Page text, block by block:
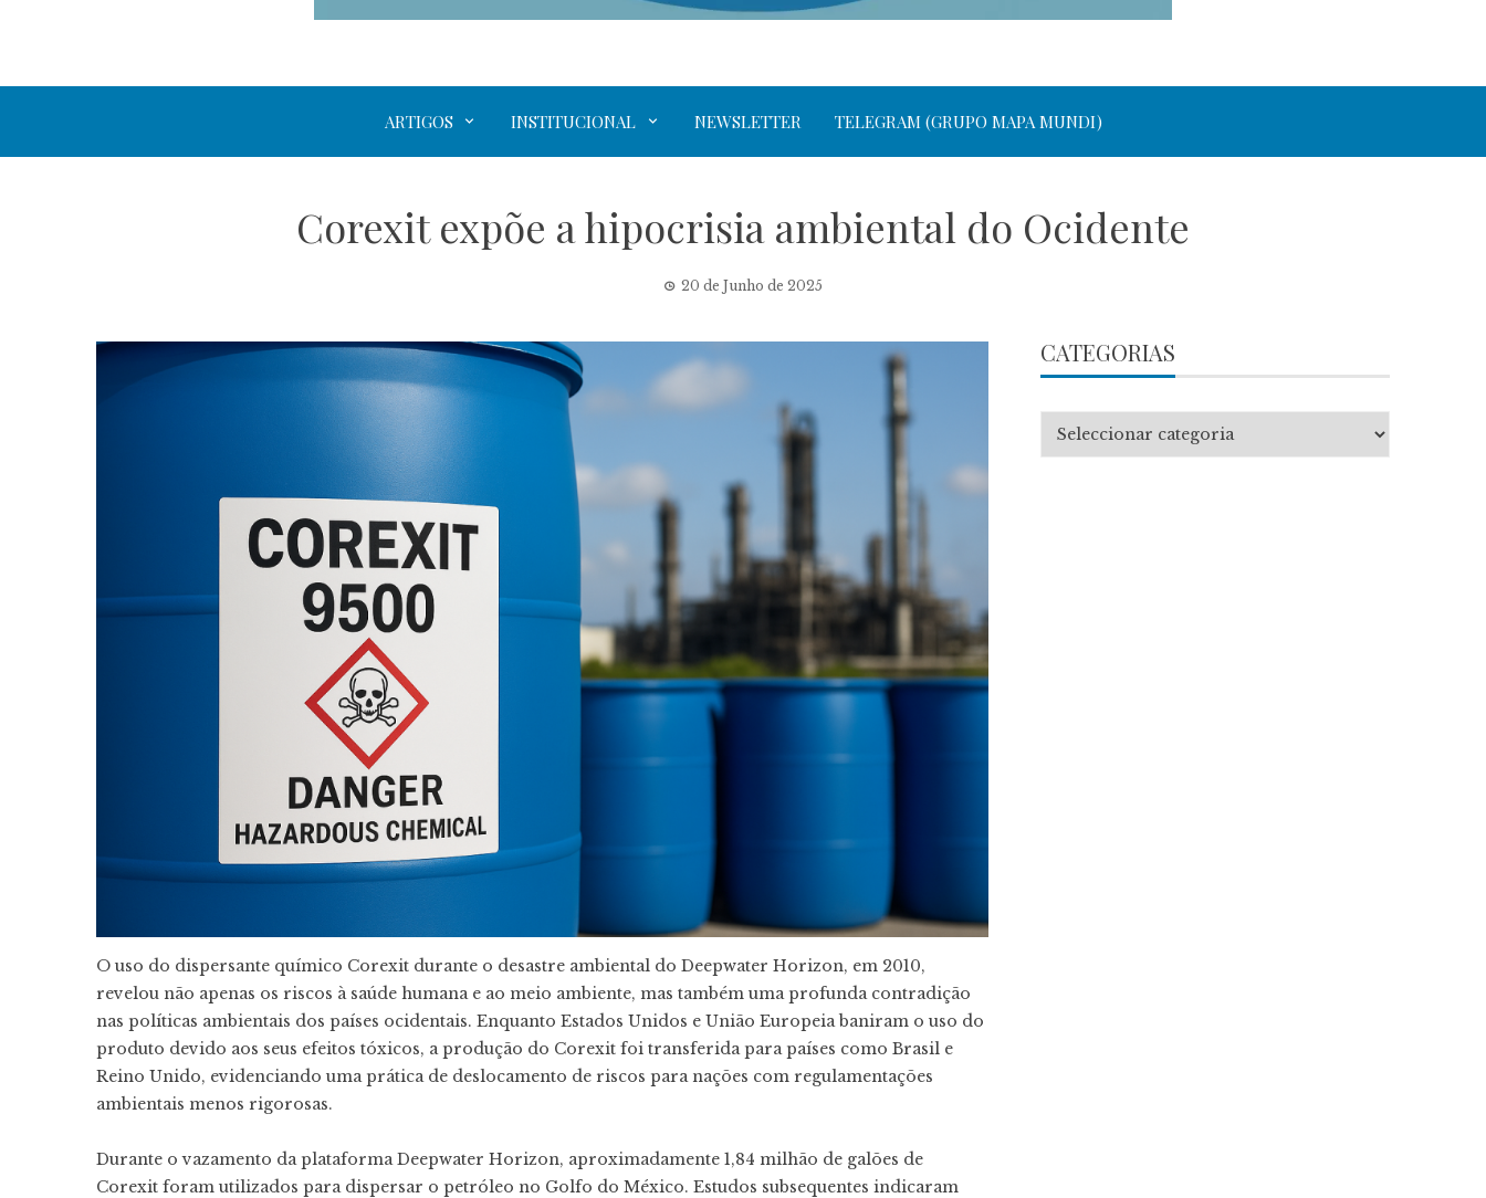
ARTIGOS INSTITUCIONAL NEWSLETTER TELEGRAM (GRUPO MAPA MUNDI)
Corexit expõe a hipocrisia ambiental do Ocidente
20 de Junho de 2025
O uso do dispersante químico Corexit durante o desastre ambiental do Deepwater Horizon, em 2010,
revelou não apenas os riscos à saúde humana e ao meio ambiente, mas também uma profunda contradição
nas políticas ambientais dos países ocidentais. Enquanto Estados Unidos e União Europeia baniram o uso do
produto devido aos seus efeitos tóxicos, a produção do Corexit foi transferida para países como Brasil e
Reino Unido, evidenciando uma prática de deslocamento de riscos para nações com regulamentações
ambientais menos rigorosas.
Durante o vazamento da plataforma Deepwater Horizon, aproximadamente 1,84 milhão de galões de
Corexit foram utilizados para dispersar o petróleo no Golfo do México. Estudos subsequentes indicaram
CATEGORIAS
Categorias